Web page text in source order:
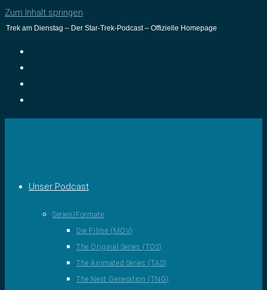
Zum Inhalt springen
Trek am Dienstag – Der Star-Trek-Podcast – Offizielle Homepage
Unser Podcast
Serien/Formate
Die Filme (MOV)
The Original Series (TOS)
The Animated Series (TAS)
The Next Generation (TNG)